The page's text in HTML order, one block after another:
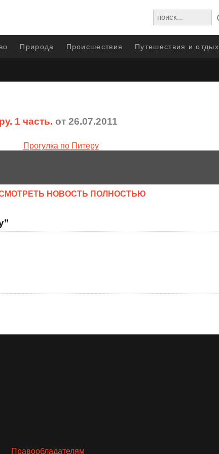
Природа Происшествия Путешествия и отдых
1 часть. от 26.07.2011
НОВОСТЬ ПОЛНОСТЬЮ
Правообладателям